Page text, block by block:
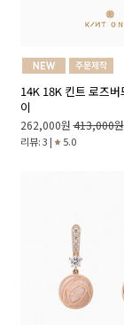
14K 18K 킨트 로즈
이
262,000원 413,000원
리뷰: 3 | 5.0